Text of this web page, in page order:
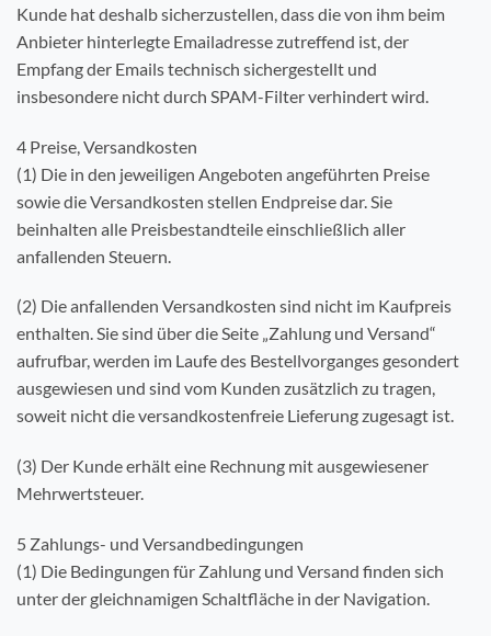
Kunde hat deshalb sicherzustellen, dass die von ihm beim
Anbieter hinterlegte Emailadresse zutreffend ist, der
Empfang der Emails technisch sichergestellt und
insbesondere nicht durch SPAM-Filter verhindert wird.
4 Preise, Versandkosten
(1) Die in den jeweiligen Angeboten angeführten Preise
sowie die Versandkosten stellen Endpreise dar. Sie
beinhalten alle Preisbestandteile einschließlich aller
anfallenden Steuern.
(2) Die anfallenden Versandkosten sind nicht im Kaufpreis
enthalten. Sie sind über die Seite „Zahlung und Versand“
aufrufbar, werden im Laufe des Bestellvorganges gesondert
ausgewiesen und sind vom Kunden zusätzlich zu tragen,
soweit nicht die versandkostenfreie Lieferung zugesagt ist.
(3) Der Kunde erhält eine Rechnung mit ausgewiesener
Mehrwertsteuer.
5 Zahlungs- und Versandbedingungen
(1) Die Bedingungen für Zahlung und Versand finden sich
unter der gleichnamigen Schaltfläche in der Navigation.